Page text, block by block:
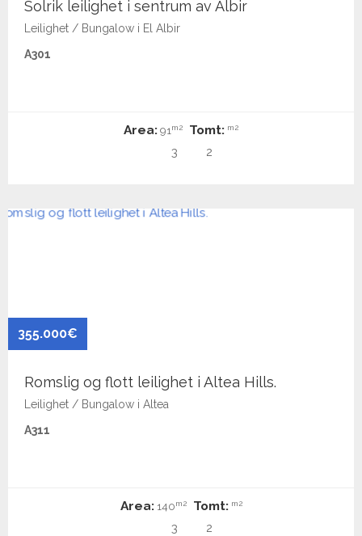
Solrik leilighet i sentrum av Albir
Leilighet / Bungalow i El Albir
A301
Area: 91m2 Tomt: m2
3 2
355.000€
Romslig og flott leilighet i Altea Hills.
Leilighet / Bungalow i Altea
A311
Area:140m2 Tomt: m2
3 2